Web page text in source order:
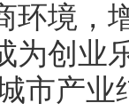
环境，
为创业
产业